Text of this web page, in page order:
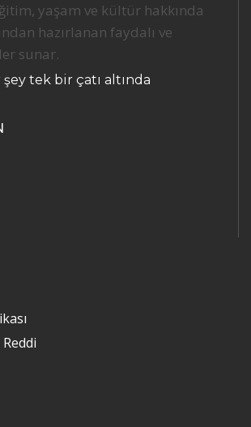
yaşam ve kültür hakkında
hazırlanan faydalı ve
sunar.
tek bir çatı altında